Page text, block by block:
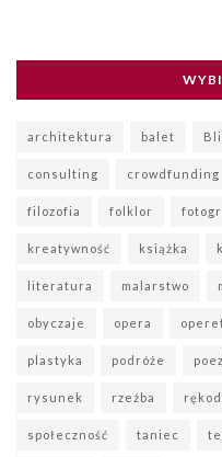
architektura balet
consulting crowdfunding
filozofia folklor
kreatywność książka
literatura malarstwo
obyczaje opera
plastyka podróże
rysunek rzeźba
społeczność taniec